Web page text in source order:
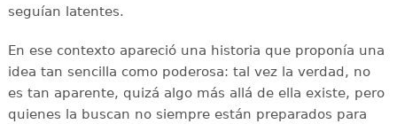
seguían latentes.
En ese contexto apareció una historia que proponía una
idea tan sencilla como poderosa: tal vez la verdad, no
es tan aparente, quizá algo más allá de ella existe, pero
quienes la buscan no siempre están preparados para